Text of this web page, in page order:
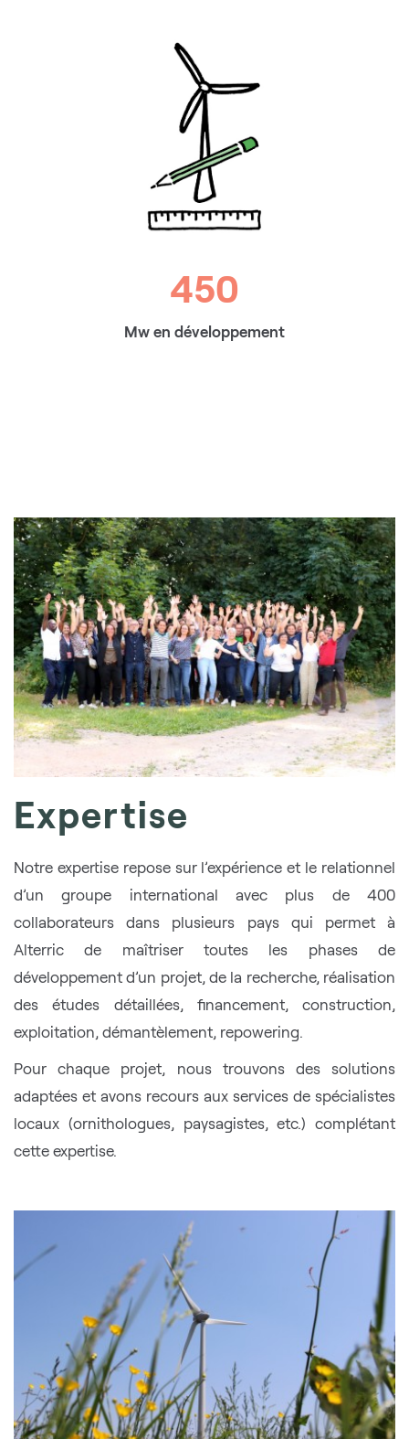
450
Mw en développement
Expertise
Notre expertise repose sur l’expérience et le relationnel
d’un groupe international avec plus de 400
collaborateurs dans plusieurs pays qui permet à
Alterric de maîtriser toutes les phases de
développement d’un projet, de la recherche, réalisation
des études détaillées, financement, construction,
exploitation, démantèlement, repowering.
Pour chaque projet, nous trouvons des solutions
adaptées et avons recours aux services de spécialistes
locaux (ornithologues, paysagistes, etc.) complétant
cette expertise.